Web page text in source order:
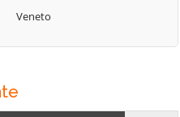
Vallo
San Marco
Veneto